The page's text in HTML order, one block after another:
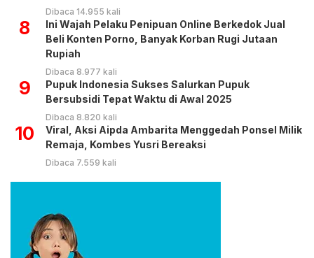
Dibaca 14.955 kali
8
Ini Wajah Pelaku Penipuan Online Berkedok Jual
Beli Konten Porno, Banyak Korban Rugi Jutaan
Rupiah
Dibaca 8.977 kali
9
Pupuk Indonesia Sukses Salurkan Pupuk
Bersubsidi Tepat Waktu di Awal 2025
Dibaca 8.820 kali
10
Viral, Aksi Aipda Ambarita Menggedah Ponsel Milik
Remaja, Kombes Yusri Bereaksi
Dibaca 7.559 kali